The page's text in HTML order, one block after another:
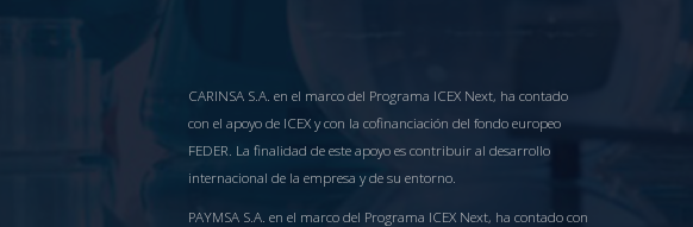
CARINSA S.A. en el marco del Programa ICEX Next, ha contado
con el apoyo de ICEX y con la cofinanciación del fondo europeo
FEDER. La finalidad de este apoyo es contribuir al desarrollo
internacional de la empresa y de su entorno.
PAYMSA S.A. en el marco del Programa ICEX Next, ha contado con